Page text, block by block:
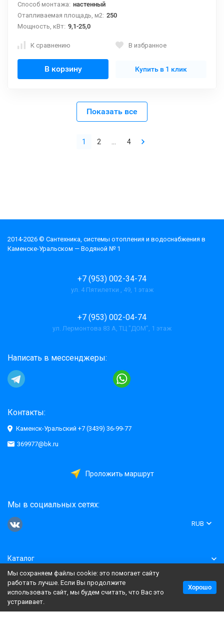
Способ монтажа: настенный
Отапливаемая площадь, м2: 250
Мощность, кВт: 9,1-25,0
К сравнению В избранное
В корзину Купить в 1 клик
Показать все
1 2 4
2014-2026 © Cантехника, системы отопления и водоснабжения в
Каменске-Уральском — Водяной № 1
+7 (953) 002-34-74
ул. 4 Пятилетки , 49, 1 этаж
+7 (953) 002-04-74
ул. Лермонтова 83 А, ТЦ "ДОМ", 1 этаж
Написать в мессенджеры:
Контакты:
Каменск-Уральский +7 (3439) 36-99-77
369977@bk.ru
Проложить маршрут
Мы в социальных сетях:
RUB
Каталог
Информация
Политика персональных данных Карта сайта
Мы сохраняем файлы cookie: это помогает сайту
работать лучше. Если Вы продолжите
использовать сайт, мы будем считать, что Вас это
устраивает.
Хорошо